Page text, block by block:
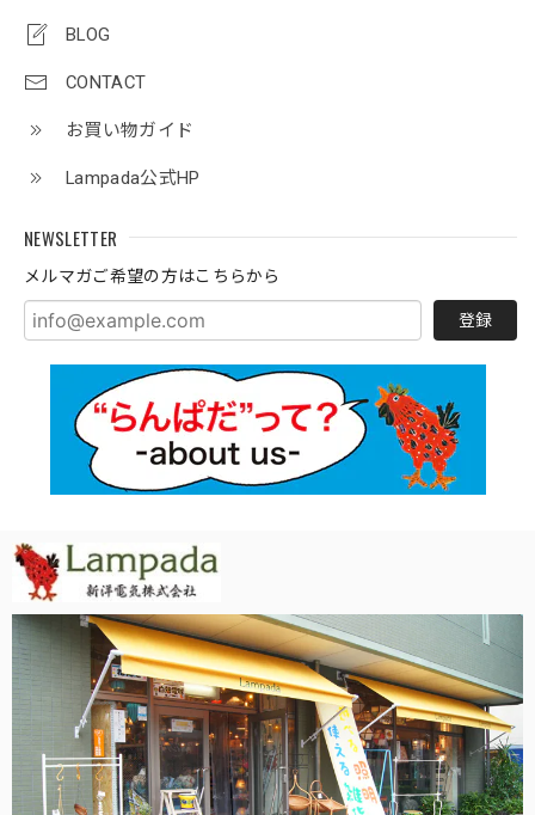
BLOG
CONTACT
お買い物ガイド
Lampada公式HP
NEWSLETTER
メルマガご希望の方はこちらから
登録